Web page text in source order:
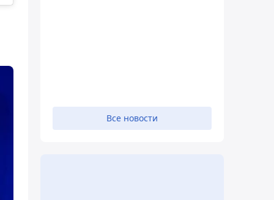
Все новости